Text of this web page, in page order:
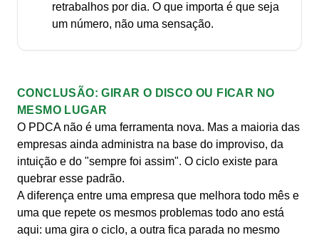
retrabalhos por dia. O que importa é que seja
um número, não uma sensação.
CONCLUSÃO: GIRAR O DISCO OU FICAR NO
MESMO LUGAR
O PDCA não é uma ferramenta nova. Mas a maioria das
empresas ainda administra na base do improviso, da
intuição e do "sempre foi assim". O ciclo existe para
quebrar esse padrão.
A diferença entre uma empresa que melhora todo mês e
uma que repete os mesmos problemas todo ano está
aqui: uma gira o ciclo, a outra fica parada no mesmo